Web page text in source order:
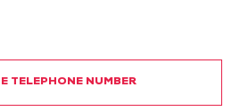
TELEPHONE NUMBER